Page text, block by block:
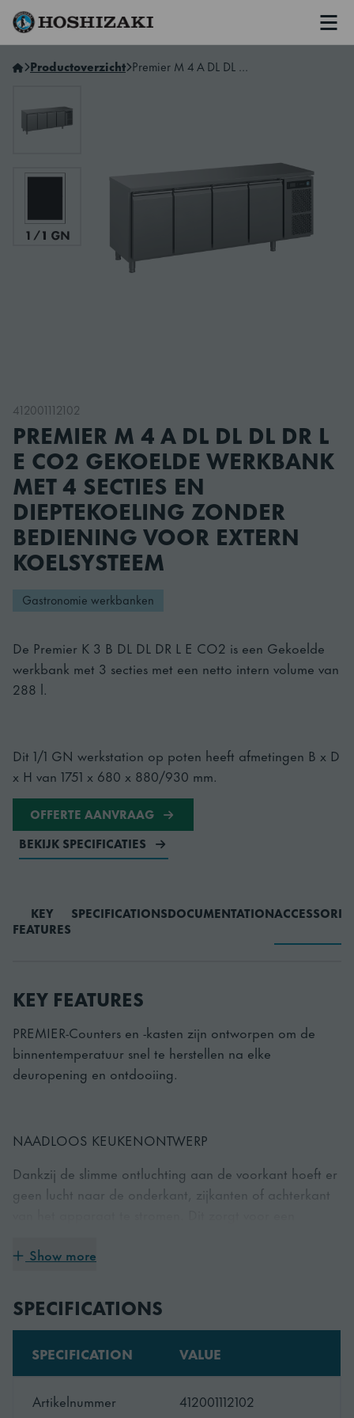
Hoshizaki Netherlands
Productoverzicht Premier M 4 A DL DL DL DR L E CO2 Gekoelde werkbank met 4 secties en dieptekoeling zonder bediening voor extern koelsysteem
412001112102
PREMIER M 4 A DL DL DL DR L
E CO2 GEKOELDE WERKBANK
MET 4 SECTIES EN
DIEPTEKOELING ZONDER
BEDIENING VOOR EXTERN
KOELSYSTEEM
Gastronomie werkbanken
De Premier K 3 B DL DL DR L E CO2 is een Gekoelde
werkbank met 3 secties met een netto intern volume van
288 l.
Dit 1/1 GN werkstation op poten heeft afmetingen B x D
x H van 1751 x 680 x 880/930 mm.
OFFERTE AANVRAAG
BEKIJK SPECIFICATIES
KEY
FEATURES
SPECIFICATIONSDOCUMENTATION
KEY FEATURES
PREMIER-Counters en -kasten zijn ontworpen om de
binnentemperatuur snel te herstellen na elke
deuropening en ontdooiing.
NAADLOOS KEUKENONTWERP
Dankzij de slimme ontluchting aan de voorkant hoeft er
geen lucht naar de onderkant, zijkanten of achterkant
EENVOUDIG ONDERHOUD
De koeleenheid met compartimenten is uitneembaar
voor eenvoudig onderhoud.
Show more
SPECIFICATIONS
SPECIFICATION VALUE
Artikelnummer 412001112102